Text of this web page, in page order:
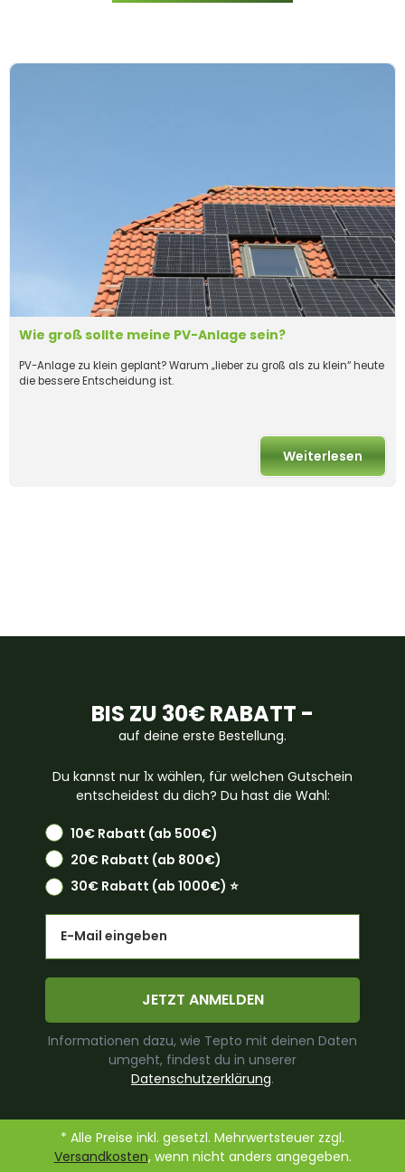
Wie groß sollte meine PV-Anlage sein?
PV-Anlage zu klein geplant? Warum „lieber zu groß als zu klein“ heute
die bessere Entscheidung ist.
Weiterlesen
BIS ZU 30€ RABATT -
auf deine erste Bestellung.
Du kannst nur 1x wählen, für welchen Gutschein
entscheidest du dich? Du hast die Wahl:
10€ Rabatt (ab 500€)
20€ Rabatt (ab 800€)
30€ Rabatt (ab 1000€) ⭐️
JETZT ANMELDEN
Informationen dazu, wie Tepto mit deinen Daten
umgeht, findest du in unserer
Datenschutzerklärung.
* Alle Preise inkl. gesetzl. Mehrwertsteuer zzgl.
Versandkosten, wenn nicht anders angegeben.